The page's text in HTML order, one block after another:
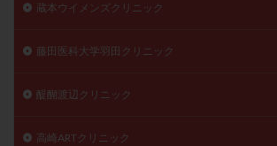
蔵本ウイメンズクリニック
藤田医科大学羽田クリニック
醍醐渡辺クリニック
高崎ARTクリニック